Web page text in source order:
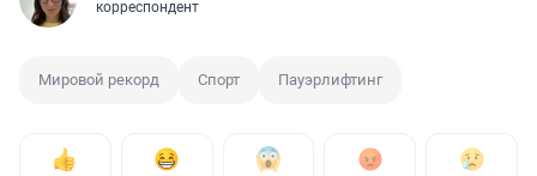
корреспондент
Мировой рекорд Спорт Пауэрлифтинг